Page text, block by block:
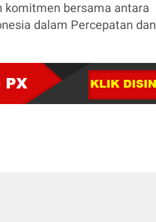
komitmen bersama antara
dalam Percepatan dan